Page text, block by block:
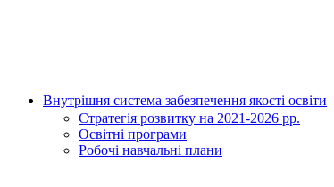
Внутрішня система забезпечення якості освіти
Стратегія розвитку на 2021-2026 рр.
Освітні програми
Робочі навчальні плани